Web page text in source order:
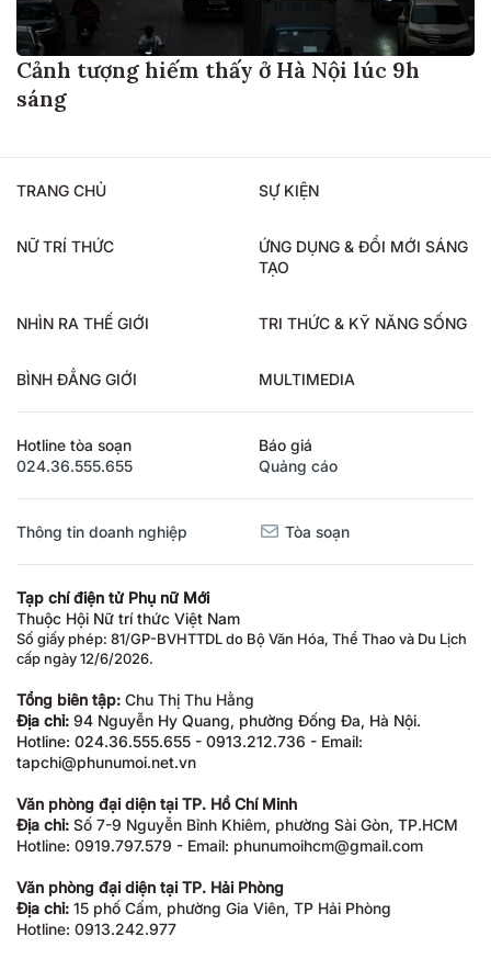
Cảnh tượng hiếm thấy ở Hà Nội lúc 9h
sáng
TRANG CHỦ SỰ KIỆN
NỮ TRÍ THỨC
ỨNG DỤNG & ĐỔI MỚI SÁNG
TẠO
NHÌN RA THẾ GIỚI TRI THỨC & KỸ NĂNG SỐNG
BÌNH ĐẲNG GIỚI MULTIMEDIA
Hotline tòa soạn
024.36.555.655
Báo giá
Quảng cáo
Thông tin doanh nghiệp Tòa soạn
Tạp chí điện tử Phụ nữ Mới
Thuộc Hội Nữ trí thức Việt Nam
Số giấy phép: 81/GP-BVHTTDL do Bộ Văn Hóa, Thể Thao và Du Lịch
cấp ngày 12/6/2026.
Tổng biên tập: Chu Thị Thu Hằng
Địa chỉ: 94 Nguyễn Hy Quang, phường Đống Đa, Hà Nội.
Hotline: 024.36.555.655 - 0913.212.736 - Email:
tapchi@phunumoi.net.vn
Văn phòng đại diện tại TP. Hồ Chí Minh
Địa chỉ: Số 7-9 Nguyễn Bỉnh Khiêm, phường Sài Gòn, TP.HCM
Hotline: 0919.797.579 - Email: phunumoihcm@gmail.com
Văn phòng đại diện tại TP. Hải Phòng
Địa chỉ: 15 phố Cấm, phường Gia Viên, TP Hải Phòng
Hotline: 0913.242.977